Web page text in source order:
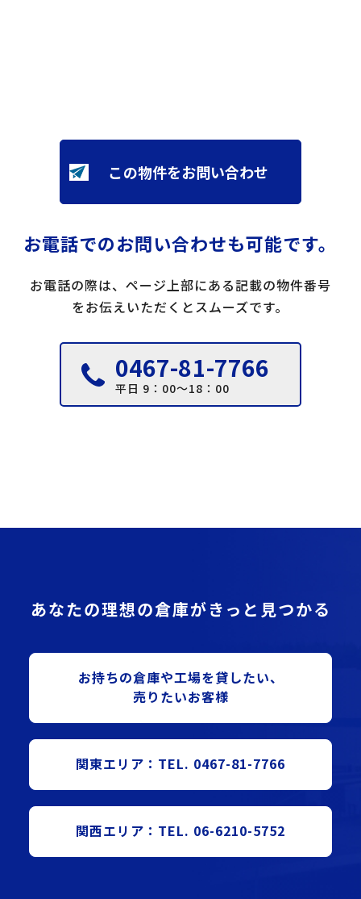
この物件をお問い合わせ
お電話でのお問い合わせも可能です。
お電話の際は、ページ上部にある記載の物件番号
をお伝えいただくとスムーズです。
0467-81-7766
平日 9：00～18：00
あなたの理想の倉庫がきっと見つかる
お持ちの倉庫や⼯場を貸したい、
売りたいお客様
関東エリア：TEL. 0467-81-7766
関西エリア：TEL. 06-6210-5752